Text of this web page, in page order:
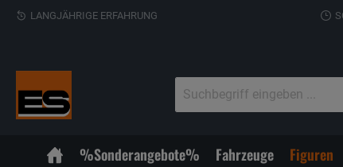
LANGJÄHRIGE ERFAHRUNG
%Sonderangebote% Fahrzeuge Figuren